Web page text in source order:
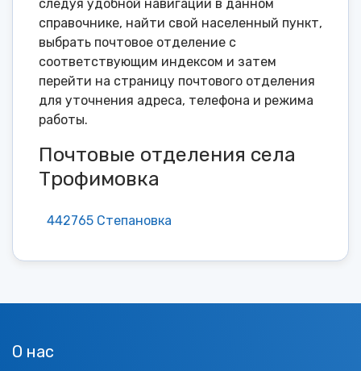
следуя удобной навигации в данном
справочнике, найти свой населенный пункт,
выбрать почтовое отделение с
соответствующим индексом и затем
перейти на страницу почтового отделения
для уточнения адреса, телефона и режима
работы.
Почтовые отделения села
Трофимовка
442765 Степановка
О нас